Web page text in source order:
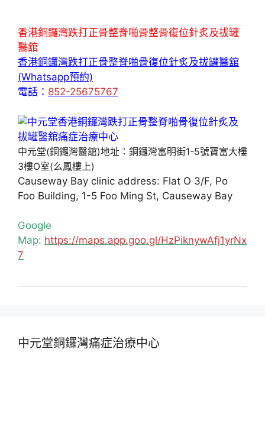
香港銅鑼灣跌打正骨整脊啪骨整骨復位針炙及拔罐
醫舘
香港銅鑼灣跌打正骨整脊啪骨復位針炙及拔罐醫舘
(Whatsapp預約)
電話： 852-25675767
中元堂(銅鑼灣醫舘)地址：銅鑼灣富明街1-5號寶富大樓
3樓O室(么鳳樓上)
Causeway Bay clinic address: Flat O 3/F, Po
Foo Building, 1-5 Foo Ming St, Causeway Bay
Google
Map: https://maps.app.goo.gl/HzPiknywAfj1yrNx
7
中元堂銅鑼灣痛症治療中心